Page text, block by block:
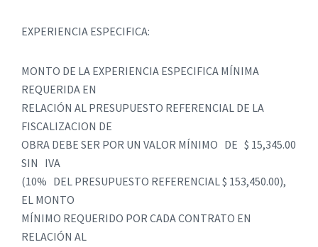
EXPERIENCIA ESPECIFICA:
MONTO DE LA EXPERIENCIA ESPECIFICA MÍNIMA
REQUERIDA EN
RELACIÓN AL PRESUPUESTO REFERENCIAL DE LA
FISCALIZACION DE
OBRA DEBE SER POR UN VALOR MÍNIMO DE $ 15,345.00
SIN IVA
(10% DEL PRESUPUESTO REFERENCIAL $ 153,450.00),
EL MONTO
MÍNIMO REQUERIDO POR CADA CONTRATO EN
RELACIÓN AL